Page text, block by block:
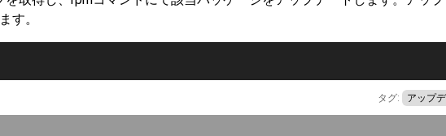
す。
タグ: アップ